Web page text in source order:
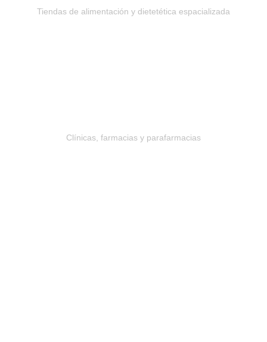
Tiendas de alimentación y dietetética espacializada
Clínicas, farmacias y parafarmacias